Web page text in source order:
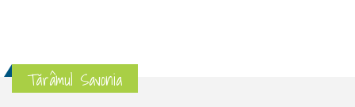
Tărâmul Savonia